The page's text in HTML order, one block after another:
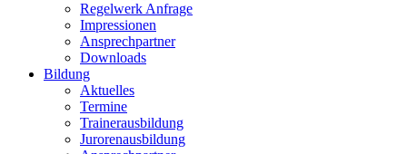
Regelwerk Anfrage
Impressionen
Ansprechpartner
Downloads
Bildung
Aktuelles
Termine
Trainerausbildung
Jurorenausbildung